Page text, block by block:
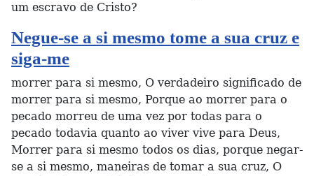
um escravo de Cristo?
Negue-se a si mesmo tome a sua cruz e
siga-me
morrer para si mesmo, O verdadeiro significado de
morrer para si mesmo, Porque ao morrer para o
pecado morreu de uma vez por todas para o
pecado todavia quanto ao viver vive para Deus,
Morrer para si mesmo todos os dias, porque negar-
se a si mesmo, maneiras de tomar a sua cruz, O